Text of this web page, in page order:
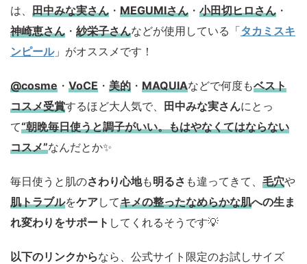
は、 田中みな実さん ・ MEGUMIさん ・ 小田切ヒロさん ・
神崎恵さん ・ 紗栄子さんなどが使用している「タカミスキ
ンピール」がオススメです！
@cosme ・ VoCE ・ 美的 ・ MAQUIAなどで何度もベスト
コスメ受賞するほど大人気で、 田中みな実さんにとっ
て“朝晩毎日使うと調子がいい。もはやなくてはならない
コスメ”なんだとか✨
毎日使うと肌のさわり心地も明るさ も違ってきて、 毛穴や
肌トラブルをケアしてキメの整ったなめらかな肌への生ま
れ変わりをサポート してくれるそうです💡
以下のリンクからなら、公式サイト限定のお試しサイズ